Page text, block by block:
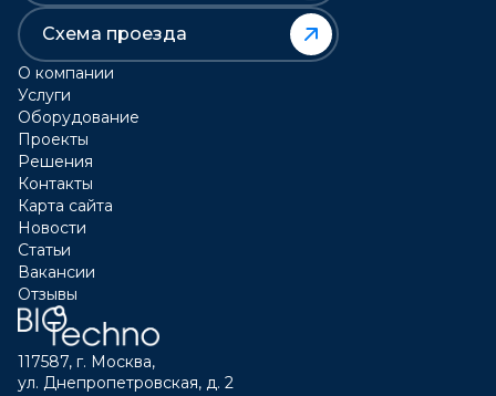
Схема проезда
О компании
Услуги
Оборудование
Проекты
Решения
Контакты
Карта сайта
Новости
Статьи
Вакансии
Отзывы
117587, г. Москва,
ул. Днепропетровская, д. 2